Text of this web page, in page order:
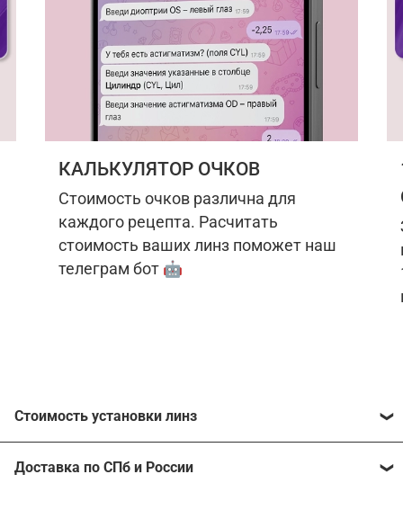
КАЛЬКУЛЯТОР ОЧКОВ
Стоимость очков различна для
каждого рецепта. Расчитать
стоимость ваших линз поможет наш
телеграм бот 🤖
Стоимость установки линз
Расчитать стоимость ваших линз поможет
Доставка по СПб и России